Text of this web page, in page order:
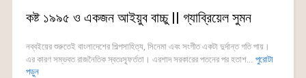
কষ্ট ১৯৯৫ ও একজন আইয়ুব বাচ্চু || গ্যাব্রিয়েল সুমন
নব্বইয়ের শুরুতেই বাংলাদেশের শিল্পসাহিত্য, সিনেমা এবং সংগীত একটা দুর্দান্ত গতি পায়।
এর কারণ সম্ভবত রাজনৈতিক স্বতঃস্ফূর্ততা। এরশাদ সরকারের পতনের পর হতাশ... পুরোটা
পড়ুন